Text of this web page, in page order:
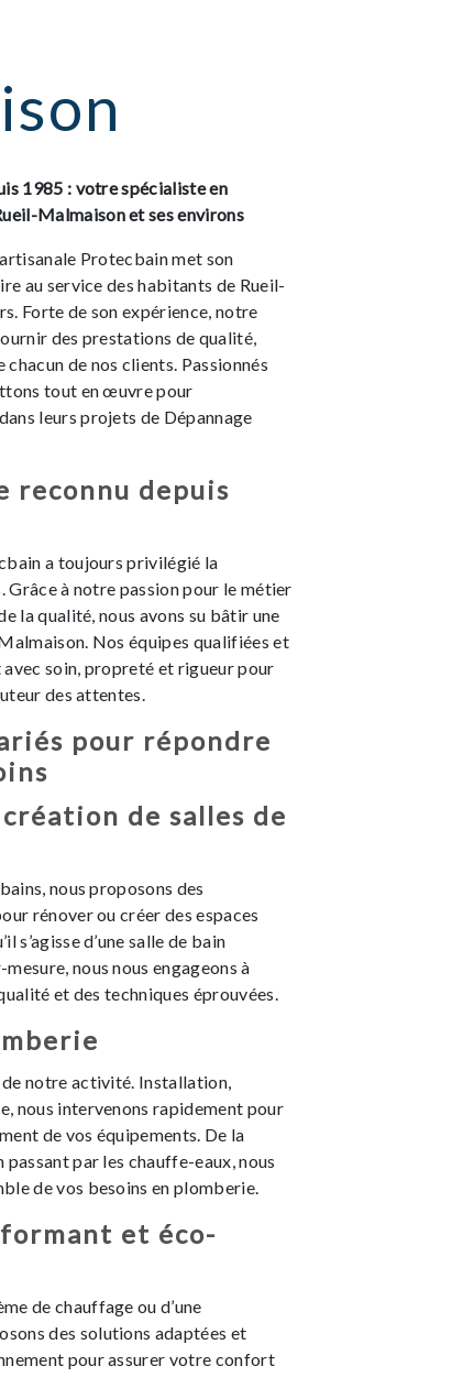
1985 : votre spécialiste en
Malmaison et ses environs
Protecbain met son
au service des habitants de Rueil-
Forte de son expérience, notre
des prestations de qualité,
de nos clients. Passionnés
tout en œuvre pour
leurs projets de Dépannage
reconnu depuis
a toujours privilégié la
Grâce à notre passion pour le métier
la qualité, nous avons su bâtir une
Nos équipes qualifiées et
soin, propreté et rigueur pour
des attentes.
pour répondre
de salles de
nous proposons des
rénover ou créer des espaces
s’agisse d’une salle de bain
nous nous engageons à
et des techniques éprouvées.
notre activité. Installation,
nous intervenons rapidement pour
de vos équipements. De la
par les chauffe-eaux, nous
de vos besoins en plomberie.
et éco-
de chauffage ou d’une
des solutions adaptées et
pour assurer votre confort